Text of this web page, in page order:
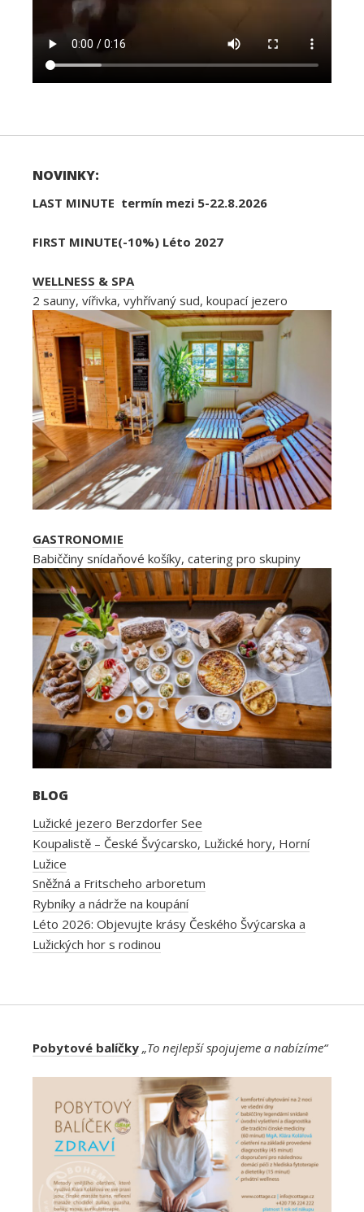
NOVINKY:
LAST MINUTE termín mezi 5-22.8.2026
FIRST MINUTE(-10%) Léto 2027
WELLNESS & SPA
2 sauny, vířivka, vyhřívaný sud, koupací jezero
GASTRONOMIE
Babiččiny snídaňové košíky, catering pro skupiny
BLOG
Lužické jezero Berzdorfer See
Koupalistě – České Švýcarsko, Lužické hory, Horní
Lužice
Sněžná a Fritscheho arboretum
Rybníky a nádrže na koupání
Léto 2026: Objevujte krásy Českého Švýcarska a
Lužických hor s rodinou
Pobytové balíčky „To nejlepší spojujeme a nabízíme“